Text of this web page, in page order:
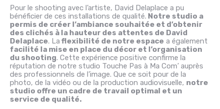
Pour le shooting avec l’artiste, David Delaplace a pu
bénéficier de ces installations de qualité. Notre studio a
permis de créer l’ambiance souhaitée et d’obtenir
des clichés à la hauteur des attentes de David
Delaplace. La flexibilité de notre espace a également
facilité la mise en place du décor et l’organisation
du shooting. Cette expérience positive confirme la
réputation de notre studio Touche Pas à Ma Com’ auprès
des professionnels de l’image. Que ce soit pour de la
photo, de la vidéo ou de la production audiovisuelle, notre
studio offre un cadre de travail optimal et un
service de qualité.